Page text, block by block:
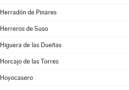
Herradón de Pinares
Herreros de Suso
Higuera de las Dueñas
Horcajo de las Torres
Hoyocasero